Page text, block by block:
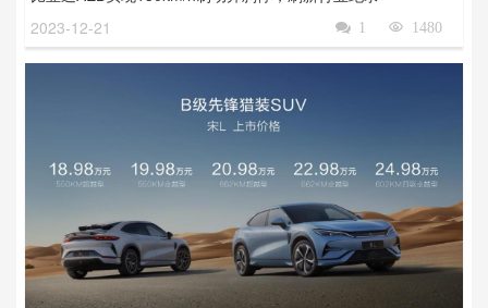
2023-12-21
1480

1
